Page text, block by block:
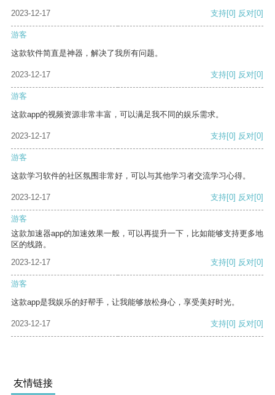
2023-12-17 支持[0] 反对[0]
游客
这款软件简直是神器，解决了我所有问题。
2023-12-17 支持[0] 反对[0]
游客
这款app的视频资源非常丰富，可以满足我不同的娱乐需求。
2023-12-17 支持[0] 反对[0]
游客
这款学习软件的社区氛围非常好，可以与其他学习者交流学习心得。
2023-12-17 支持[0] 反对[0]
游客
这款加速器app的加速效果一般，可以再提升一下，比如能够支持更多地
区的线路。
2023-12-17
支持[0] 反对[0]
游客
这款app是我娱乐的好帮手，让我能够放松身心，享受美好时光。
2023-12-17 支持[0] 反对[0]
友情链接